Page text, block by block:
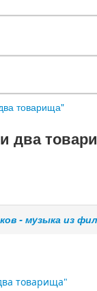
товарища"
два
- музыка из
товарища"